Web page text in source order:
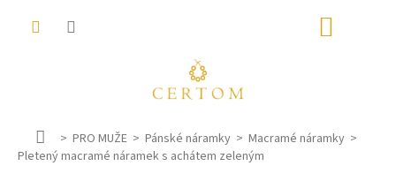
D
o
PRO MUŽE Pánské náramky
Macramé náramky
Pletený macramé náramek s achátem zeleným